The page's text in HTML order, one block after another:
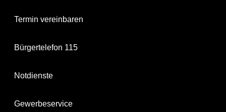
Termin vereinbaren
Bürgertelefon 115
Notdienste
Gewerbeservice